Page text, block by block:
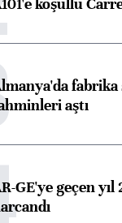
aştı
GE'ye geçen